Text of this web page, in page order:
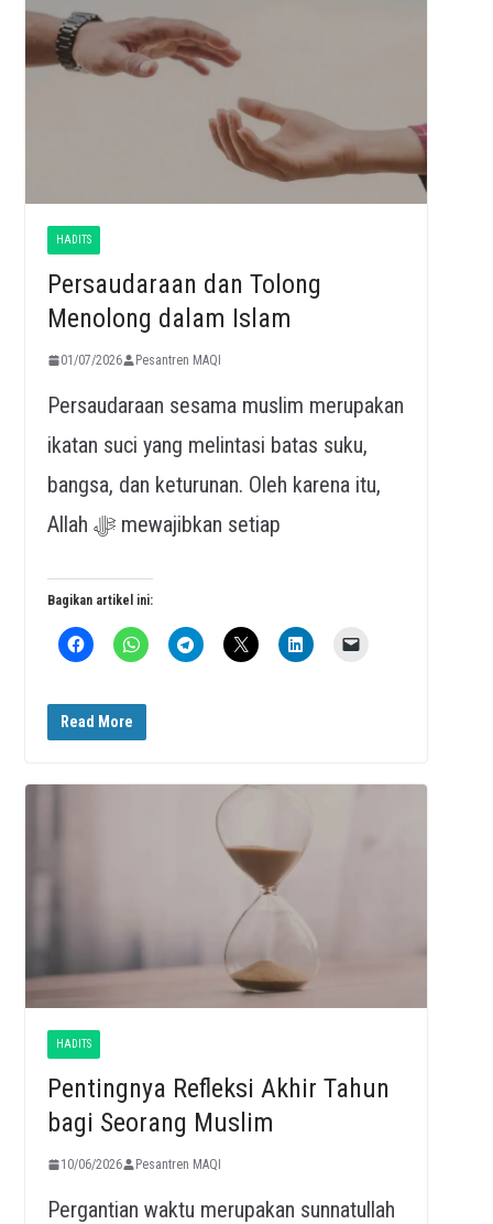
HADITS
Persaudaraan dan Tolong
Menolong dalam Islam
01/07/2026 Pesantren MAQI
Persaudaraan sesama muslim merupakan
ikatan suci yang melintasi batas suku,
bangsa, dan keturunan. Oleh karena itu,
Allah ﷻ mewajibkan setiap
Bagikan artikel ini:
Read More
HADITS
Pentingnya Refleksi Akhir Tahun
bagi Seorang Muslim
10/06/2026 Pesantren MAQI
Pergantian waktu merupakan sunnatullah